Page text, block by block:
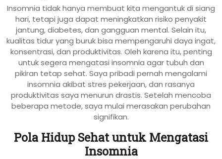
Insomnia tidak hanya membuat kita mengantuk di siang
hari, tetapi juga dapat meningkatkan risiko penyakit
jantung, diabetes, dan gangguan mental. Selain itu,
kualitas tidur yang buruk bisa mempengaruhi daya ingat,
konsentrasi, dan produktivitas. Oleh karena itu, penting
untuk segera mengatasi insomnia agar tubuh dan
pikiran tetap sehat. Saya pribadi pernah mengalami
insomnia akibat stres pekerjaan, dan rasanya
produktivitas saya menurun drastis. Setelah mencoba
beberapa metode, saya mulai merasakan perubahan
signifikan.
Pola Hidup Sehat untuk Mengatasi
Insomnia